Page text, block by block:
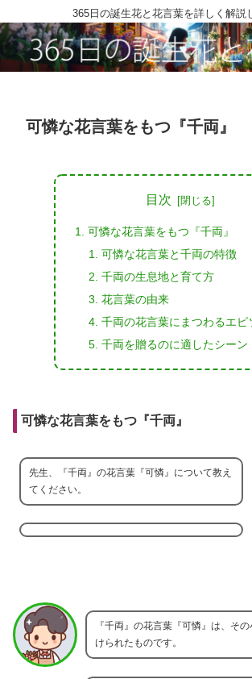
365日の誕生花と花言葉を詳しく解説
可憐な花言葉をもつ『千両』
目次
可憐な花言葉をもつ『千両』
可憐な花言葉と千両の特徴
千両の生息地と育て方
花言葉の由来
千両の花言葉にまつわるエピ
千両を贈るのに適したシーン
可憐な花言葉をもつ『千両』
先生、『千両』の花言葉『可憐』について教え
てください。
『千両』の花言葉『可憐』は、そ
けられたものです。